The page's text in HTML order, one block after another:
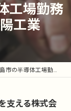
工場勤務
工業
工場勤務を支える株式会社優陽工業
支える株式会